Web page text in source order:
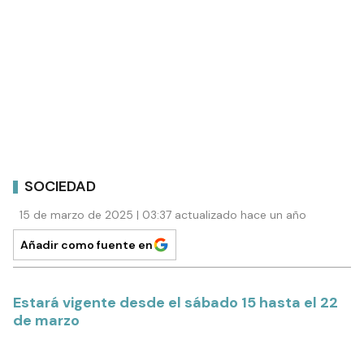
SOCIEDAD
15 de marzo de 2025 | 03:37 actualizado hace un año
Añadir como fuente en
Estará vigente desde el sábado 15 hasta el 22
de marzo